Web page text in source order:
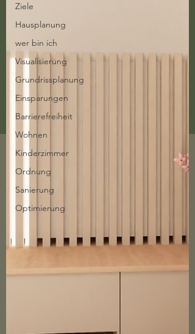
Ziele
Hausplanung
wer bin ich
Visualisierung
Grundrissplanung
Einsparungen
Barrierefreiheit
Wohnen
Kinderzimmer
Ordnung
Sanierung
Optimierung